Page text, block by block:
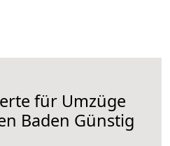
für Umzüge
Baden Günstig